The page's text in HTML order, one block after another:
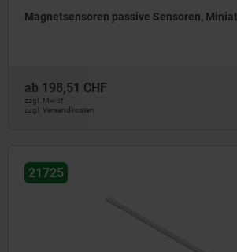
Magnetsensoren passive Sensoren,
ab 198,51 CHF
zzgl. MwSt.
zzgl. Versandkosten
21725